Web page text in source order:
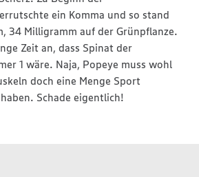
ein Komma und so stand
34 Milligramm auf der Grünpflanze.
Zeit an, dass Spinat der
1 wäre. Naja, Popeye muss wohl
doch eine Menge Sport
Schade eigentlich!